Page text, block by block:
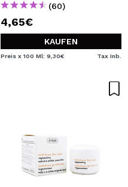
(60)
4,65€
KAUFEN
Preis x 100 Ml: 9,30€ Tax Inb.